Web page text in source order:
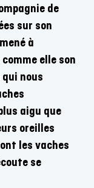
de
sur son
à
elle son
nous
aigu que
oreilles
les vaches
se